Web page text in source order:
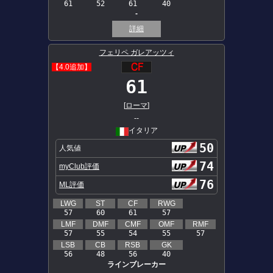
61 52 61
40
-
詳細
フェリペ ガレアッツィ
【4.0追加】
61
[ローマ]
--
イタリア
人気値 50
myClub評価 74
ML評価 76
LWG
57
ST
60
CF
61
RWG
57
LMF
57
DMF
55
CMF
54
OMF
55
RMF
57
LSB
56
CB
48
RSB
56
GK
40
ラインブレーカー